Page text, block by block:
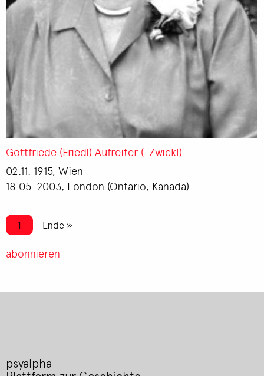
Gottfriede (Friedl) Aufreiter (-Zwickl)
02.11. 1915, Wien
18.05. 2003, London (Ontario, Kanada)
Seitennummerierung
Aktuelle Seite
1 Letzte Seite
Ende »
abonnieren
psyalpha